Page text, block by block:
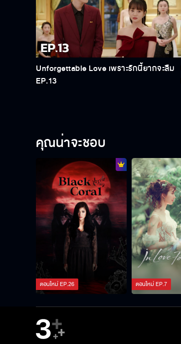
Unforgettable Love เพราะรักนี้ยากจะลืม
EP.13
คุณน่าจะชอบ
ตอนใหม่EP.26 ตอนใหม่EP.7